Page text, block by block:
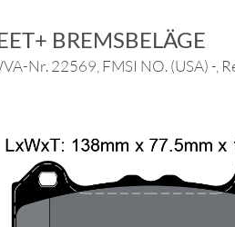
BREMSBELÄGE
Nr. 22569, FMSI NO. (USA) -,